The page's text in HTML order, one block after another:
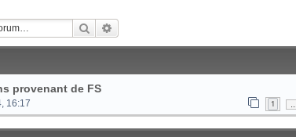
Rechercher
provenant de FS
16:17 1